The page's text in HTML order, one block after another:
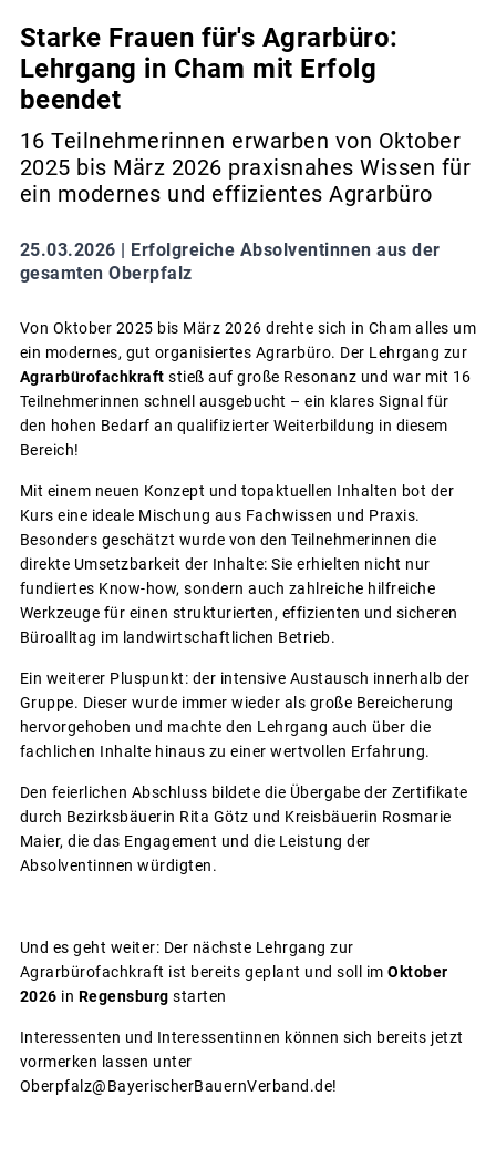
Starke Frauen für's Agrarbüro:
Lehrgang in Cham mit Erfolg
beendet
16 Teilnehmerinnen erwarben von Oktober
2025 bis März 2026 praxisnahes Wissen für
ein modernes und effizientes Agrarbüro
25.03.2026 | Erfolgreiche Absolventinnen aus der
gesamten Oberpfalz
Von Oktober 2025 bis März 2026 drehte sich in Cham alles um
ein modernes, gut organisiertes Agrarbüro. Der Lehrgang zur
Agrarbürofachkraft stieß auf große Resonanz und war mit 16
Teilnehmerinnen schnell ausgebucht – ein klares Signal für
den hohen Bedarf an qualifizierter Weiterbildung in diesem
Bereich!
Mit einem neuen Konzept und topaktuellen Inhalten bot der
Kurs eine ideale Mischung aus Fachwissen und Praxis.
Besonders geschätzt wurde von den Teilnehmerinnen die
direkte Umsetzbarkeit der Inhalte: Sie erhielten nicht nur
fundiertes Know-how, sondern auch zahlreiche hilfreiche
Werkzeuge für einen strukturierten, effizienten und sicheren
Büroalltag im landwirtschaftlichen Betrieb.
Ein weiterer Pluspunkt: der intensive Austausch innerhalb der
Gruppe. Dieser wurde immer wieder als große Bereicherung
hervorgehoben und machte den Lehrgang auch über die
fachlichen Inhalte hinaus zu einer wertvollen Erfahrung.
Den feierlichen Abschluss bildete die Übergabe der Zertifikate
durch Bezirksbäuerin Rita Götz und Kreisbäuerin Rosmarie
Maier, die das Engagement und die Leistung der
Absolventinnen würdigten.
Und es geht weiter: Der nächste Lehrgang zur
Agrarbürofachkraft ist bereits geplant und soll im Oktober
2026 in Regensburg starten
Interessenten und Interessentinnen können sich bereits jetzt
vormerken lassen unter
Oberpfalz@BayerischerBauernVerband.de!